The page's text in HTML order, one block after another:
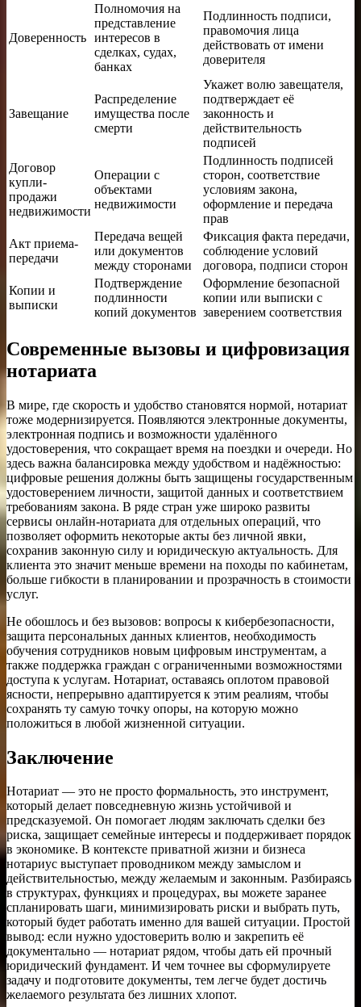
Доверенность
Полномочия на
представление
интересов в
сделках, судах,
банках
Подлинность подписи,
правомочия лица
действовать от имени
доверителя
Завещание
Распределение
имущества после
смерти
Укажет волю завещателя,
подтверждает её
законность и
действительность
подписей
Договор
купли-
продажи
недвижимости
Операции с
объектами
недвижимости
Подлинность подписей
сторон, соответствие
условиям закона,
оформление и передача
прав
Акт приема-
передачи
Передача вещей
или документов
между сторонами
Фиксация факта передачи,
соблюдение условий
договора, подписи сторон
Копии и
выписки
Подтверждение
подлинности
копий документов
Оформление безопасной
копии или выписки с
заверением соответствия
Современные вызовы и цифровизация
нотариата
В мире, где скорость и удобство становятся нормой, нотариат
тоже модернизируется. Появляются электронные документы,
электронная подпись и возможности удалённого
удостоверения, что сокращает время на поездки и очереди. Но
здесь важна балансировка между удобством и надёжностью:
цифровые решения должны быть защищены государственным
удостоверением личности, защитой данных и соответствием
требованиям закона. В ряде стран уже широко развиты
сервисы онлайн-нотариата для отдельных операций, что
позволяет оформить некоторые акты без личной явки,
сохранив законную силу и юридическую актуальность. Для
клиента это значит меньше времени на походы по кабинетам,
больше гибкости в планировании и прозрачность в стоимости
услуг.
Не обошлось и без вызовов: вопросы к кибербезопасности,
защита персональных данных клиентов, необходимость
обучения сотрудников новым цифровым инструментам, а
также поддержка граждан с ограниченными возможностями
доступа к услугам. Нотариат, оставаясь оплотом правовой
ясности, непрерывно адаптируется к этим реалиям, чтобы
сохранять ту самую точку опоры, на которую можно
положиться в любой жизненной ситуации.
Заключение
Нотариат — это не просто формальность, это инструмент,
который делает повседневную жизнь устойчивой и
предсказуемой. Он помогает людям заключать сделки без
риска, защищает семейные интересы и поддерживает порядок
в экономике. В контексте приватной жизни и бизнеса
нотариус выступает проводником между замыслом и
действительностью, между желаемым и законным. Разбираясь
в структурах, функциях и процедурах, вы можете заранее
спланировать шаги, минимизировать риски и выбрать путь,
который будет работать именно для вашей ситуации. Простой
вывод: если нужно удостоверить волю и закрепить её
документально — нотариат рядом, чтобы дать ей прочный
юридический фундамент. И чем точнее вы сформулируете
задачу и подготовите документы, тем легче будет достичь
желаемого результата без лишних хлопот.